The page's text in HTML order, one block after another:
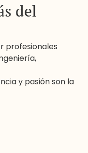
s del
r profesionales
geniería,
nciay pasiónson la